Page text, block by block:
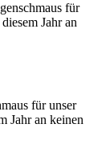
für
Jahr an
für unser
Jahr an keinen